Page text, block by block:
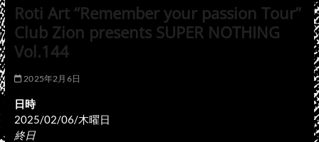
Roti Art “Remember your passion Tour”
Club Zion presents SUPER NOTHING
Vol.144
2025年2月6日
日時
2025/02/06/木曜日
終日